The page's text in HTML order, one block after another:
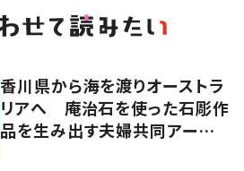
香川県から海を渡りオーストラ
リアへ 庵治石を使った石彫作
品を生み出す夫婦共同アーティ